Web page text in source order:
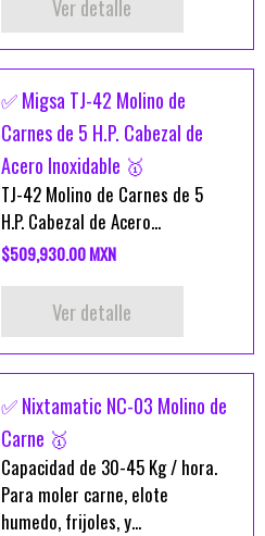
Ver detalle
✅ Migsa TJ-42 Molino de
Carnes de 5 H.P. Cabezal de
Acero Inoxidable 🥇
TJ-42 Molino de Carnes de 5
H.P. Cabezal de Acero...
$509,930.00 MXN
Ver detalle
✅ Nixtamatic NC-03 Molino de
Carne 🥇
Capacidad de 30-45 Kg / hora.
Para moler carne, elote
humedo, frijoles, y...